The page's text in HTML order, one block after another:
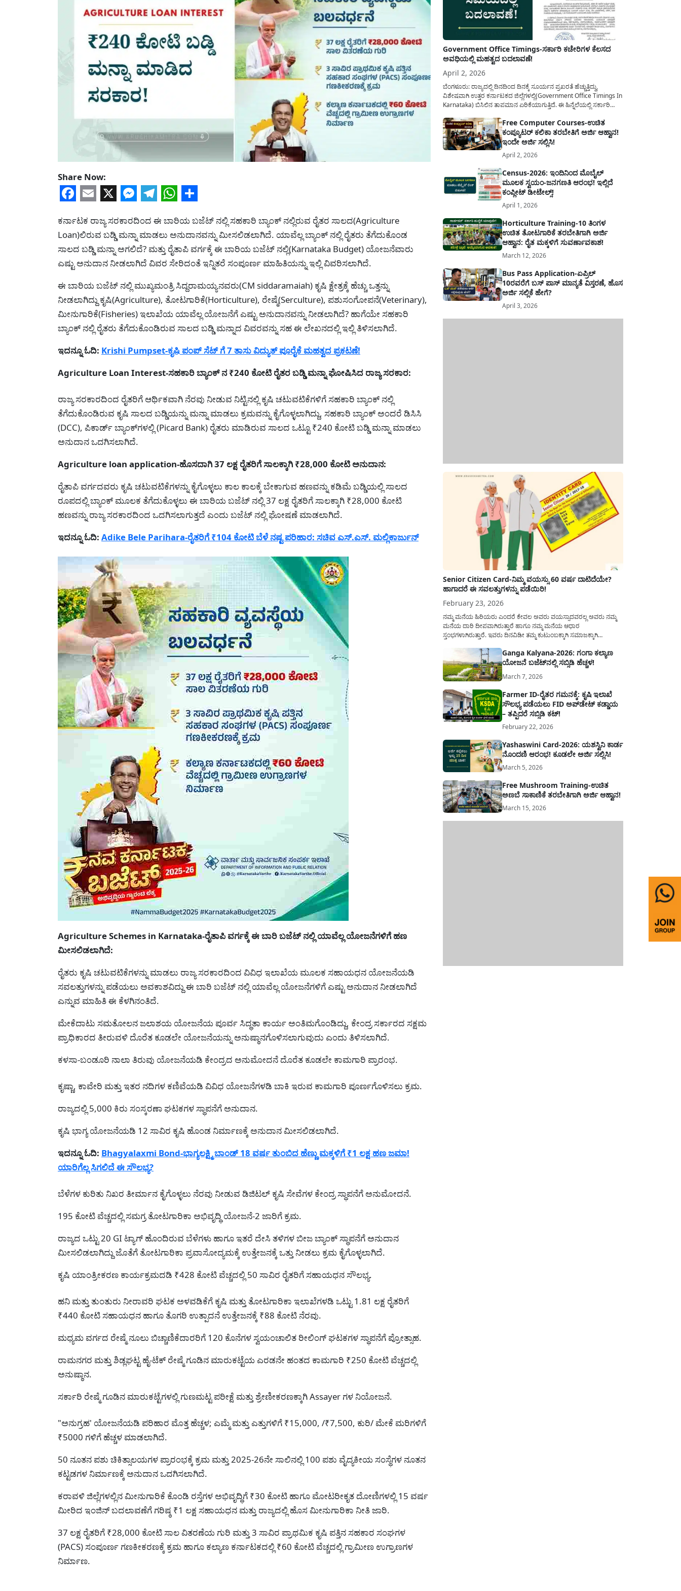
Share Now:
ಕರ್ನಾಟಕ ರಾಜ್ಯ ಸರಕಾರದಿಂದ ಈ ಬಾರಿಯ ಬಜೆಟ್ ನಲ್ಲಿ ಸಹಕಾರಿ ಬ್ಯಾಂಕ್ ನಲ್ಲಿರುವ ರೈತರ ಸಾಲದ(Agriculture
Loan)ಲಿರುವ ಬಡ್ಡಿ ಮನ್ನಾ ಮಾಡಲು ಅನುದಾನವನ್ನು ಮೀಸಲಿಡಲಾಗಿದೆ. ಯಾವೆಲ್ಲ ಬ್ಯಾಂಕ್ ನಲ್ಲಿ ರೈತರು ತೆಗೆದುಕೊಂಡ
ಸಾಲದ ಬಡ್ಡಿ ಮನ್ನಾ ಅಗಲಿದೆ? ಮತ್ತು ರೈತಾಪಿ ವರ್ಗಕ್ಕೆ ಈ ಬಾರಿಯ ಬಜೆಟ್ ನಲ್ಲಿ(Karnataka Budget) ಯೋಜನೆವಾರು
ಎಷ್ಟು ಅನುದಾನ ನೀಡಲಾಗಿದೆ ವಿವರ ಸೇರಿದಂತೆ ಇನ್ನಿತರೆ ಸಂಪೂರ್ಣ ಮಾಹಿತಿಯನ್ನು ಇಲ್ಲಿ ವಿವರಿಸಲಾಗಿದೆ.
ಈ ಬಾರಿಯ ಬಜೆಟ್ ನಲ್ಲಿ ಮುಖ್ಯಮಂತ್ರಿ ಸಿದ್ದರಾಮಯ್ಯನವರು(CM siddaramaiah) ಕೃಷಿ ಕ್ಷೇತ್ರಕ್ಕೆ ಹೆಚ್ಚು ಒತ್ತನ್ನು
ನೀಡಲಾಗಿದ್ದು ಕೃಷಿ(Agriculture), ತೋಟಗಾರಿಕೆ(Horticulture), ರೇಷ್ಮೆ(Serculture), ಪಶುಸಂಗೋಪನೆ(Veterinary),
ಮೀನುಗಾರಿಕೆ(Fisheries) ಇಲಾಖೆಯ ಯಾವೆಲ್ಲ ಯೋಜನೆಗೆ ಎಷ್ಟು ಅನುದಾನವನ್ನು ನೀಡಲಾಗಿದೆ? ಹಾಗೆಯೇ ಸಹಕಾರಿ
ಬ್ಯಾಂಕ್ ನಲ್ಲಿ ರೈತರು ತೆಗೆದುಕೊಂಡಿರುವ ಸಾಲದ ಬಡ್ಡಿ ಮನ್ನಾದ ವಿವರವನ್ನು ಸಹ ಈ ಲೇಖನದಲ್ಲಿ ಇಲ್ಲಿ ತಿಳಿಸಲಾಗಿದೆ.
ಇದನ್ನೂ ಓದಿ: Krishi Pumpset-ಕೃಷಿ ಪಂಪ್ ಸೆಟ್ ಗೆ 7 ತಾಸು ವಿದ್ಯುತ್ ಪೂರೈಕೆ ಮಹತ್ವದ ಪ್ರಕಟಣೆ!
Agriculture Loan Interest-ಸಹಕಾರಿ ಬ್ಯಾಂಕ್ ನ ₹240 ಕೋಟಿ ರೈತರ ಬಡ್ಡಿ ಮನ್ನಾ ಘೋಷಿಸಿದ ರಾಜ್ಯ ಸರಕಾರ:
ರಾಜ್ಯ ಸರಕಾರದಿಂದ ರೈತರಿಗೆ ಆರ್ಥಿಕವಾಗಿ ನೆರವು ನೀಡುವ ನಿಟ್ಟಿನಲ್ಲಿ ಕೃಷಿ ಚಟುವಟಿಕೆಗಳಿಗೆ ಸಹಕಾರಿ ಬ್ಯಾಂಕ್ ನಲ್ಲಿ
ತೆಗೆದುಕೊಂಡಿರುವ ಕೃಷಿ ಸಾಲದ ಬಡ್ಡಿಯನ್ನು ಮನ್ನಾ ಮಾಡಲು ಕ್ರಮವನ್ನು ಕೈಗೊಳ್ಳಲಾಗಿದ್ದು, ಸಹಕಾರಿ ಬ್ಯಾಂಕ್ ಅಂದರೆ ಡಿಸಿಸಿ
(DCC), ಪಿಕಾರ್ಡ್ ಬ್ಯಾಂಕ್‌ಗಳಲ್ಲಿ (Picard Bank) ರೈತರು ಮಾಡಿರುವ ಸಾಲದ ಒಟ್ಟೂ ₹240 ಕೋಟಿ ಬಡ್ಡಿ ಮನ್ನಾ ಮಾಡಲು
ಅನುದಾನ ಒದಗಿಸಲಾಗಿದೆ.
Agriculture loan application-ಹೊಸದಾಗಿ 37 ಲಕ್ಷ ರೈತರಿಗೆ ಸಾಲಕ್ಕಾಗಿ ₹28,000 ಕೋಟಿ ಅನುದಾನ:
ರೈತಾಪಿ ವರ್ಗದವರು ಕೃಷಿ ಚಟುವಟಿಕೆಗಳನ್ನು ಕೈಗೊಳ್ಳಲು ಕಾಲ ಕಾಲಕ್ಕೆ ಬೇಕಾಗುವ ಹಣವನ್ನು ಕಡಿಮೆ ಬಡ್ಡಿಯಲ್ಲಿ ಸಾಲದ
ರೂಪದಲ್ಲಿ ಬ್ಯಾಂಕ್ ಮೂಲಕ ತೆಗೆದುಕೊಳ್ಳಲು ಈ ಬಾರಿಯ ಬಜೆಟ್ ನಲ್ಲಿ 37 ಲಕ್ಷ ರೈತರಿಗೆ ಸಾಲಕ್ಕಾಗಿ ₹28,000 ಕೋಟಿ
ಹಣವನ್ನು ರಾಜ್ಯ ಸರಕಾರದಿಂದ ಒದಗಿಸಲಾಗುತ್ತದೆ ಎಂದು ಬಜೆಟ್ ನಲ್ಲಿ ಘೋಷಣೆ ಮಾಡಲಾಗಿದೆ.
ಇದನ್ನೂ ಓದಿ: Adike Bele Parihara-ರೈತರಿಗೆ ₹104 ಕೋಟಿ ಬೆಳೆ ನಷ್ಟ ಪರಿಹಾರ: ಸಚಿವ ಎಸ್.ಎಸ್. ಮಲ್ಲಿಕಾರ್ಜುನ್
Agriculture Schemes in Karnataka-ರೈತಾಪಿ ವರ್ಗಕ್ಕೆ ಈ ಬಾರಿ ಬಜೆಟ್ ನಲ್ಲಿ ಯಾವೆಲ್ಲ ಯೋಜನೆಗಳಿಗೆ ಹಣ
ಮೀಸಲಿಡಲಾಗಿದೆ:
ರೈತರು ಕೃಷಿ ಚಟುವಟಿಕೆಗಳನ್ನು ಮಾಡಲು ರಾಜ್ಯ ಸರಕಾರದಿಂದ ವಿವಿಧ ಇಲಾಖೆಯ ಮೂಲಕ ಸಹಾಯಧನ ಯೋಜನೆಯಡಿ
ಸವಲತ್ತುಗಳನ್ನು ಪಡೆಯಲು ಅವಕಾಶವಿದ್ದು ಈ ಬಾರಿ ಬಜೆಟ್ ನಲ್ಲಿ ಯಾವೆಲ್ಲ ಯೋಜನೆಗಳಿಗೆ ಎಷ್ಟು ಅನುದಾನ ನೀಡಲಾಗಿದೆ
ಎನ್ನುವ ಮಾಹಿತಿ ಈ ಕೆಳಗಿನಂತಿದೆ.
ಮೇಕೆದಾಟು ಸಮತೋಲನ ಜಲಾಶಯ ಯೋಜನೆಯ ಪೂರ್ವ ಸಿದ್ಧತಾ ಕಾರ್ಯ ಅಂತಿಮಗೊಂಡಿದ್ದು, ಕೇಂದ್ರ ಸರ್ಕಾರದ ಸಕ್ಷಮ
ಪ್ರಾಧಿಕಾರದ ತೀರುವಳಿ ದೊರೆತ ಕೂಡಲೇ ಯೋಜನೆಯನ್ನು ಅನುಷ್ಠಾನಗೊಳಿಸಲಾಗುವುದು ಎಂದು ತಿಳಿಸಲಾಗಿದೆ.
ಕಳಸಾ-ಬಂಡೂರಿ ನಾಲಾ ತಿರುವು ಯೋಜನೆಯಡಿ ಕೇಂದ್ರದ ಅನುಮೋದನೆ ದೊರೆತ ಕೂಡಲೇ ಕಾಮಗಾರಿ ಪ್ರಾರಂಭ.
ಕೃಷ್ಣಾ, ಕಾವೇರಿ ಮತ್ತು ಇತರ ನದಿಗಳ ಕಣಿವೆಯಡಿ ವಿವಿಧ ಯೋಜನೆಗಳಡಿ ಬಾಕಿ ಇರುವ ಕಾಮಗಾರಿ ಪೂರ್ಣಗೊಳಿಸಲು ಕ್ರಮ.
ರಾಜ್ಯದಲ್ಲಿ 5,000 ಕಿರು ಸಂಸ್ಕರಣಾ ಘಟಕಗಳ ಸ್ಥಾಪನೆಗೆ ಅನುದಾನ.
ಕೃಷಿ ಭಾಗ್ಯ ಯೋಜನೆಯಡಿ 12 ಸಾವಿರ ಕೃಷಿ ಹೊಂಡ ನಿರ್ಮಾಣಕ್ಕೆ ಅನುದಾನ ಮೀಸಲಿಡಲಾಗಿದೆ.
ಇದನ್ನೂ ಓದಿ: Bhagyalaxmi Bond-ಭಾಗ್ಯಲಕ್ಷ್ಮಿ ಬಾಂಡ್ 18 ವರ್ಷ ತುಂಬಿದ ಹೆಣ್ಣು ಮಕ್ಕಳಿಗೆ ₹1 ಲಕ್ಷ ಹಣ ಜಮಾ!
ಯಾರಿಗೆಲ್ಲ ಸಿಗಲಿದೆ ಈ ಸೌಲಭ್ಯ?
ಬೆಳೆಗಳ ಕುರಿತು ನಿಖರ ತೀರ್ಮಾನ ಕೈಗೊಳ್ಳಲು ನೆರವು ನೀಡುವ ಡಿಜಿಟಲ್ ಕೃಷಿ ಸೇವೆಗಳ ಕೇಂದ್ರ ಸ್ಥಾಪನೆಗೆ ಅನುಮೋದನೆ.
195 ಕೋಟಿ ವೆಚ್ಚದಲ್ಲಿ ಸಮಗ್ರ ತೋಟಗಾರಿಕಾ ಅಭಿವೃದ್ಧಿ ಯೋಜನೆ-2 ಜಾರಿಗೆ ಕ್ರಮ.
ರಾಜ್ಯದ ಒಟ್ಟು 20 GI ಟ್ಯಾಗ್ ಹೊಂದಿರುವ ಬೆಳೆಗಳು ಹಾಗೂ ಇತರೆ ದೇಸಿ ತಳಿಗಳ ಬೀಜ ಬ್ಯಾಂಕ್ ಸ್ಥಾಪನೆಗೆ ಅನುದಾನ
ಮೀಸಲಿಡಲಾಗಿದ್ದು ಜೊತೆಗೆ ತೋಟಗಾರಿಕಾ ಪ್ರವಾಸೋದ್ಯಮಕ್ಕೆ ಉತ್ತೇಜನಕ್ಕೆ ಒತ್ತು ನೀಡಲು ಕ್ರಮ ಕೈಗೊಳ್ಳಲಾಗಿದೆ.
ಕೃಷಿ ಯಾಂತ್ರೀಕರಣ ಕಾರ್ಯಕ್ರಮದಡಿ ₹428 ಕೋಟಿ ವೆಚ್ಚದಲ್ಲಿ 50 ಸಾವಿರ ರೈತರಿಗೆ ಸಹಾಯಧನ ಸೌಲಭ್ಯ.
ಹನಿ ಮತ್ತು ತುಂತುರು ನೀರಾವರಿ ಘಟಕ ಅಳವಡಿಕೆಗೆ ಕೃಷಿ ಮತ್ತು ತೋಟಗಾರಿಕಾ ಇಲಾಖೆಗಳಡಿ ಒಟ್ಟು 1.81 ಲಕ್ಷ ರೈತರಿಗೆ
₹440 ಕೋಟಿ ಸಹಾಯಧನ ಹಾಗೂ ತೊಗರಿ ಉತ್ಪಾದನೆ ಉತ್ತೇಜನಕ್ಕೆ ₹88 ಕೋಟಿ ನೆರವು.
ಮಧ್ಯಮ ವರ್ಗದ ರೇಷ್ಮೆ ನೂಲು ಬಿಚ್ಚಾಣಿಕೆದಾರರಿಗೆ 120 ಕೊನೆಗಳ ಸ್ವಯಂಚಾಲಿತ ರೀಲಿಂಗ್ ಘಟಕಗಳ ಸ್ಥಾಪನೆಗೆ ಪ್ರೋತ್ಸಾಹ.
ರಾಮನಗರ ಮತ್ತು ಶಿಡ್ಲಘಟ್ಟ ಹೈ-ಟೆಕ್ ರೇಷ್ಮೆ ಗೂಡಿನ ಮಾರುಕಟ್ಟೆಯ ಎರಡನೇ ಹಂತದ ಕಾಮಗಾರಿ ₹250 ಕೋಟಿ ವೆಚ್ಚದಲ್ಲಿ
ಅನುಷ್ಠಾನ.
ಸರ್ಕಾರಿ ರೇಷ್ಮೆ ಗೂಡಿನ ಮಾರುಕಟ್ಟೆಗಳಲ್ಲಿ ಗುಣಮಟ್ಟ ಪರೀಕ್ಷೆ ಮತ್ತು ಶ್ರೇಣೀಕರಣಕ್ಕಾಗಿ Assayer ಗಳ ನಿಯೋಜನೆ.
"ಅನುಗ್ರಹ' ಯೋಜನೆಯಡಿ ಪರಿಹಾರ ಮೊತ್ತ ಹೆಚ್ಚಳ; ಎಮ್ಮೆ ಮತ್ತು ಎತ್ತುಗಳಿಗೆ ₹15,000, /₹7,500, ಕುರಿ/ ಮೇಕೆ ಮರಿಗಳಿಗೆ
₹5000 ಗಳಿಗೆ ಹೆಚ್ಚಳ ಮಾಡಲಾಗಿದೆ.
50 ನೂತನ ಪಶು ಚಿಕಿತ್ಸಾಲಯಗಳ ಪ್ರಾರಂಭಕ್ಕೆ ಕ್ರಮ ಮತ್ತು 2025-26ನೇ ಸಾಲಿನಲ್ಲಿ 100 ಪಶು ವೈದ್ಯಕೀಯ ಸಂಸ್ಥೆಗಳ ನೂತನ
ಕಟ್ಟಡಗಳ ನಿರ್ಮಾಣಕ್ಕೆ ಅನುದಾನ ಒದಗಿಸಲಾಗಿದೆ.
ಕರಾವಳಿ ಜಿಲ್ಲೆಗಳಲ್ಲಿನ ಮೀನುಗಾರಿಕೆ ಕೊಂಡಿ ರಸ್ತೆಗಳ ಅಭಿವೃದ್ಧಿಗೆ ₹30 ಕೋಟಿ ಹಾಗೂ ಮೋಟರೀಕೃತ ದೋಣಿಗಳಲ್ಲಿ 15 ವರ್ಷ
ಮೀರಿದ ಇಂಜಿನ್ ಬದಲಾವಣೆಗೆ ಗರಿಷ್ಠ ₹1 ಲಕ್ಷ ಸಹಾಯಧನ ಮತ್ತು ರಾಜ್ಯದಲ್ಲಿ ಹೊಸ ಮೀನುಗಾರಿಕಾ ನೀತಿ ಜಾರಿ.
37 ಲಕ್ಷ ರೈತರಿಗೆ ₹28,000 ಕೋಟಿ ಸಾಲ ವಿತರಣೆಯ ಗುರಿ ಮತ್ತು 3 ಸಾವಿರ ಪ್ರಾಥಮಿಕ ಕೃಷಿ ಪತ್ತಿನ ಸಹಕಾರ ಸಂಘಗಳ
(PACS) ಸಂಪೂರ್ಣ ಗಣಕೀಕರಣಕ್ಕೆ ಕ್ರಮ ಹಾಗೂ ಕಲ್ಯಾಣ ಕರ್ನಾಟಕದಲ್ಲಿ ₹60 ಕೋಟಿ ವೆಚ್ಚದಲ್ಲಿ ಗ್ರಾಮೀಣ ಉಗ್ರಾಣಗಳ
ನಿರ್ಮಾಣ.
Government Office Timings-ಸರ್ಕಾರಿ ಕಚೇರಿಗಳ ಕೆಲಸದ
ಅವಧಿಯಲ್ಲಿ ಮಹತ್ವದ ಬದಲಾವಣೆ!
April 2, 2026
ಬೆಂಗಳೂರು: ರಾಜ್ಯದಲ್ಲಿ ದಿನದಿಂದ ದಿನಕ್ಕೆ ಸೂರ್ಯನ ಪ್ರಖರತೆ ಹೆಚ್ಚುತ್ತಿದ್ದು,
ವಿಶೇಷವಾಗಿ ಉತ್ತರ ಕರ್ನಾಟಕದ ಜಿಲ್ಲೆಗಳಲ್ಲಿ(Government Office Timings In
Karnataka) ಬಿಸಿಲಿನ ತಾಪಮಾನ ಏರಿಕೆಯಾಗುತ್ತಿದೆ. ಈ ಹಿನ್ನೆಲೆಯಲ್ಲಿ ಸರ್ಕಾರಿ
ಸರ್ಕಾರವು ಮಹತ್ವದ ನಿರ್ಧಾರವೊಂದನ್ನು ಕೈಗೊಂಡಿದೆ. ಕಿತ್ತೂರು ಕರ್ನಾಟಕ ಮತ್ತು
ಕಲ್ಯಾಣ ಕರ್ನಾಟಕದ ಒಟ್ಟು 9 ಜಿಲ್ಲೆಗಳಲ್ಲಿ ಏಪ್ರಿಲ್...
Free Computer Courses-ಉಚಿತ
ಕಂಪ್ಯೂಟರ್ ಕಲಿಕಾ ತರಬೇತಿಗೆ ಅರ್ಜಿ ಆಹ್ವಾನ!
ಇಂದೇ ಅರ್ಜಿ ಸಲ್ಲಿಸಿ!
April 2, 2026
Census-2026: ಇಂದಿನಿಂದ ಮೊಬೈಲ್
ಮೂಲಕ ಸ್ವಯಂ-ಜನಗಣತಿ ಆರಂಭ! ಇಲ್ಲಿದೆ
ಕಂಪ್ಲೀಟ್ ಡೀಟೇಲ್ಸ್!
April 1, 2026
Horticulture Training-10 ತಿಂಗಳ
ಉಚಿತ ತೋಟಗಾರಿಕೆ ತರಬೇತಿಗಾಗಿ ಅರ್ಜಿ
ಆಹ್ವಾನ: ರೈತ ಮಕ್ಕಳಿಗೆ ಸುವರ್ಣಾವಕಾಶ!
March 12, 2026
Bus Pass Application-ಏಪ್ರಿಲ್
10ರವರೆಗೆ ಬಸ್ ಪಾಸ್ ಮಾನ್ಯತೆ ವಿಸ್ತರಣೆ, ಹೊಸ
ಅರ್ಜಿ ಸಲ್ಲಿಕೆ ಹೇಗೆ?
April 3, 2026
Senior Citizen Card-ನಿಮ್ಮ ವಯಸ್ಸು 60 ವರ್ಷ ದಾಟಿದೆಯೇ?
ಹಾಗಾದರೆ ಈ ಸವಲತ್ತುಗಳನ್ನು ಪಡೆಯಿರಿ!
February 23, 2026
ನಮ್ಮ ಮನೆಯ ಹಿರಿಯರು ಎಂದರೆ ಕೇವಲ ಅವರು ವಯಸ್ಸಾದವರಲ್ಲ ಅವರು ನಮ್ಮ
ಮನೆಯ ದಾರಿ ದೀಪವಾಗಿರುತ್ತಾರೆ ಹಾಗೂ ನಮ್ಮ ಮನೆಯ ಆಧಾರ
ಸ್ತಂಭಗಳಾಗಿರುತ್ತಾರೆ. ಇವರು ದಿನವಿಡೀ ತಮ್ಮ ಕುಟುಂಬಕ್ಕಾಗಿ ಸಮಾಜಕ್ಕಾಗಿ
ನೆಮ್ಮದಿಯಿಂದ ಕಳೆಯಬೇಕೆಂಬುದು ಪ್ರತಿಯೊಬ್ಬರ ಕನಸಾಗಿರುತ್ತದೆ ಆದ್ದರಿಂದ
ಸರ್ಕಾರವು ಹಿರಿಯ ನಾಗರಿಕರ ಗುರುತಿನ ಚೀಟಿ...
Ganga Kalyana-2026: ಗಂಗಾ ಕಲ್ಯಾಣ
ಯೋಜನೆ ಬಜೆಟ್‌ನಲ್ಲಿ ಸಬ್ಸಿಡಿ ಹೆಚ್ಚಳ!
March 7, 2026
Farmer ID-ರೈತರ ಗಮನಕ್ಕೆ: ಕೃಷಿ ಇಲಾಖೆ
ಸೌಲಭ್ಯ ಪಡೆಯಲು FID ಅಪ್‌ಡೇಟ್ ಕಡ್ಡಾಯ
– ತಪ್ಪಿದರೆ ಸಬ್ಸಿಡಿ ಕಟ್!
February 22, 2026
Yashaswini Card-2026: ಯಶಸ್ವಿನಿ ಕಾರ್ಡ
ನೊಂದಣಿ ಆರಂಭ! ಕೂಡಲೇ ಅರ್ಜಿ ಸಲ್ಲಿಸಿ!
March 5, 2026
Free Mushroom Training-ಉಚಿತ
ಅಣಬೆ ಸಾಕಾಣಿಕೆ ತರಬೇತಿಗಾಗಿ ಅರ್ಜಿ ಆಹ್ವಾನ!
March 15, 2026